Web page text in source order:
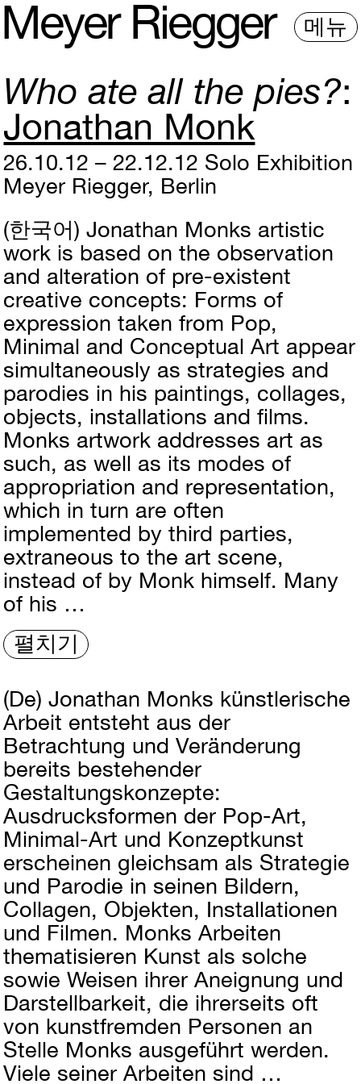
Meyer Riegger 메뉴
Who ate all the pies?
Jonathan Monk
26.10.12 – 22.12.12 Solo Exhibition
Meyer Riegger, Berlin
(한국어) Jonathan Monks artistic
work is based on the observation
and alteration of pre-existent
creative concepts: Forms of
expression taken from Pop,
Minimal and Conceptual Art appear
simultaneously as strategies and
parodies in his paintings, collages,
objects, installations and films.
Monks artwork addresses art as
such, as well as its modes of
appropriation and representation,
which in turn are often
implemented by third parties,
extraneous to the art scene,
instead of by Monk himself. Many
of his …
펼치기
(De) Jonathan Monks künstlerische
Arbeit entsteht aus der
Betrachtung und Veränderung
bereits bestehender
Gestaltungskonzepte:
Ausdrucksformen der Pop-Art,
Minimal-Art und Konzeptkunst
erscheinen gleichsam als Strategie
und Parodie in seinen Bildern,
Collagen, Objekten, Installationen
und Filmen. Monks Arbeiten
thematisieren Kunst als solche
sowie Weisen ihrer Aneignung und
Darstellbarkeit, die ihrerseits oft
von kunstfremden Personen an
Stelle Monks ausgeführt werden.
Viele seiner Arbeiten sind …